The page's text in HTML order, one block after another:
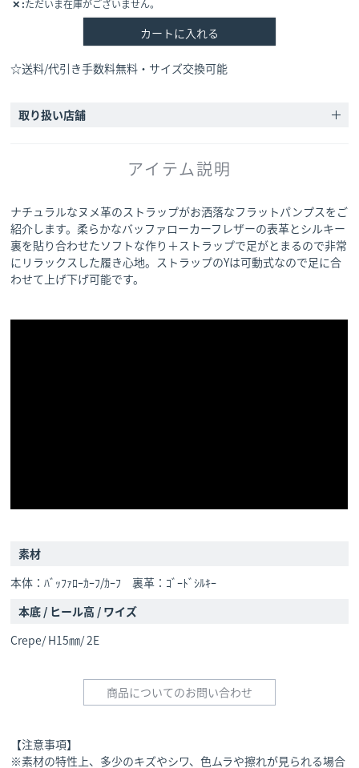
✕ ただいま在庫がございません。
カートに入れる
☆送料/代引き手数料無料・サイズ交換可能
取り扱い店舗
アイテム説明
ナチュラルなヌメ革のストラップがお洒落なフラットパンプスをご
紹介します。柔らかなバッファローカーフレザーの表革とシルキー
裏を貼り合わせたソフトな作り＋ストラップで足がとまるので非常
にリラックスした履き心地。ストラップのYは可動式なので足に合
わせて上げ下げ可能です。
素材
本体：ﾊﾞｯﾌｧﾛｰｶｰﾌ/ｶｰﾌ 裏革：ｺﾞｰﾄﾞｼﾙｷｰ
本底 / ヒール高 / ワイズ
Crepe/ H15㎜/ 2E
商品についてのお問い合わせ
【注意事項】
※素材の特性上、多少のキズやシワ、色ムラや擦れが見られる場合